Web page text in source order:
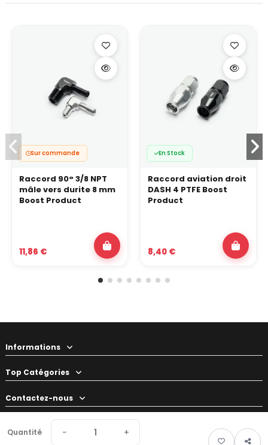
Quantité − +
Sur commande
Raccord 90° 3/8 NPT
mâle vers durite 8 mm
Boost Product
11,86 €
En Stock
Raccord aviation droit
DASH 4 PTFE Boost
Product
8,40 €
Informations
Top Catégories
Contactez-nous
Votre préparateur